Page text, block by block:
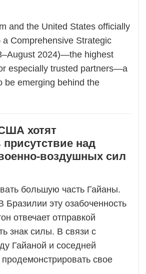
and the United States officially
Comprehensive Strategic
2024)—the highest
especially trusted partners—a
be emerging behind the
хотят
над
воздушных сил
большую часть Гайаны.
эту озабоченность
отвечает отправкой
знак силы. В связи с
Гайаной и соседней
свое